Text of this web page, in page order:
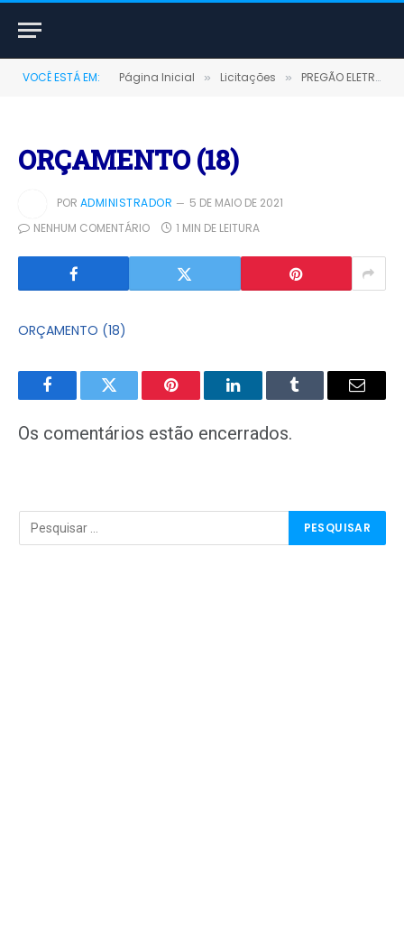
VOCÊ ESTÁ EM: Página Inicial » Licitações » PREGÃO ELETRÔNICO Nº 008/2021 (CONTRATAÇÃO DE EMPRESA PARA LOCAÇÃO DE MAQUINAS PESADAS, VEÍCULOS LEVES, CAMINHÃO E CAÇAMBAS)
ORÇAMENTO (18)
POR ADMINISTRADOR
5 DE MAIO DE 2021
NENHUM COMENTÁRIO
1 MIN DE LEITURA
ORÇAMENTO (18)
FacebookTwitter Pinterest LinkedInTumblr
E-
Os comentários estão encerrados.